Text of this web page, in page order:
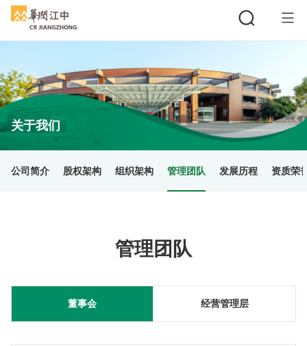
搜索
关于我们
公司简介 股权架构 组织架构 管理团队 发展历程 资质荣
管理团队
董事会 经营管理层